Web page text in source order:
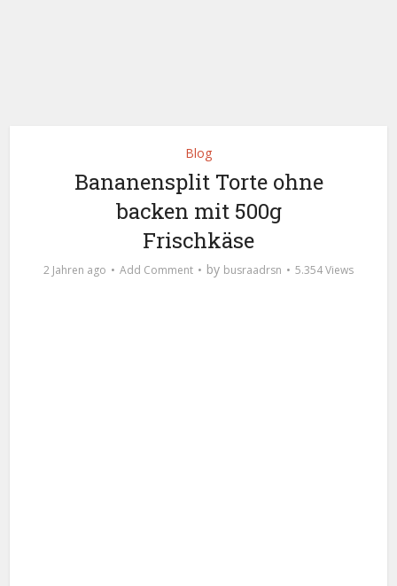
Blog
Bananensplit Torte ohne
backen mit 500g
Frischkäse
2 Jahren ago Add Comment by busraadrsn 5.354 Views